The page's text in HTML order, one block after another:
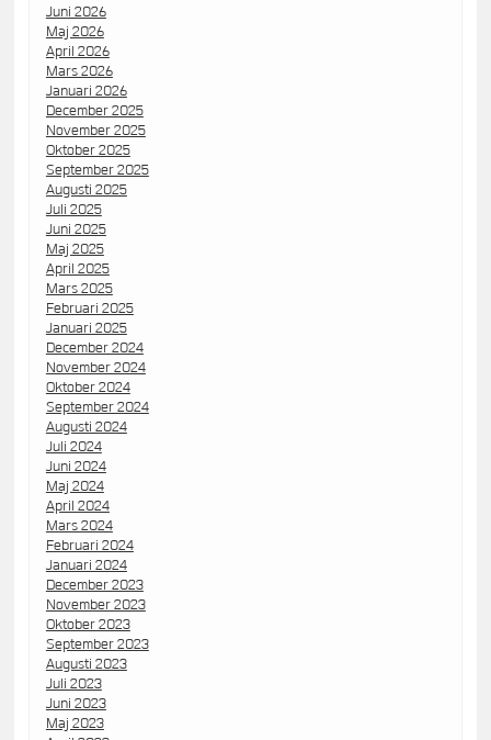
Juni 2026
Maj 2026
April 2026
Mars 2026
Januari 2026
December 2025
November 2025
Oktober 2025
September 2025
Augusti 2025
Juli 2025
Juni 2025
Maj 2025
April 2025
Mars 2025
Februari 2025
Januari 2025
December 2024
November 2024
Oktober 2024
September 2024
Augusti 2024
Juli 2024
Juni 2024
Maj 2024
April 2024
Mars 2024
Februari 2024
Januari 2024
December 2023
November 2023
Oktober 2023
September 2023
Augusti 2023
Juli 2023
Juni 2023
Maj 2023